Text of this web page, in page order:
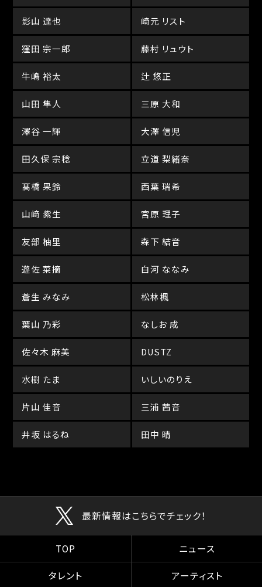
影山 達也 崎元 リスト
窪田 宗一郎 藤村 リュウト
牛嶋 裕太 辻 悠正
山田 隼人 三原 大和
澤谷 一輝 大澤 信児
田久保 宗稔 立道 梨緒奈
髙橋 果鈴 西葉 瑞希
山﨑 紫生 宮原 理子
友部 柚里 森下 結音
遊佐 菜摘 白河 ななみ
蒼生 みなみ 松林楓
葉山 乃彩 なしお 成
佐々木 麻美 DUSTZ
水樹 たま いしいのりえ
片山 佳音 三浦 茜音
井坂 はるね 田中 晴
最新情報はこちらでチェック！
TOP
ニュース
タレント
アーティスト